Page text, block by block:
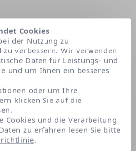
Cookies
der Nutzung zu
verbessern. Wir verwenden
Daten für Leistungs- und
und um Ihnen ein besseres
oder um Ihre
klicken Sie auf die
Cookies und die Verarbeitung
zu erfahren lesen Sie bitte
.